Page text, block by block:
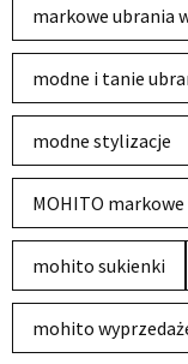
markowe ubrania
modne i tanie
modne stylizacje
MOHITO
mohito sukienki
mohito